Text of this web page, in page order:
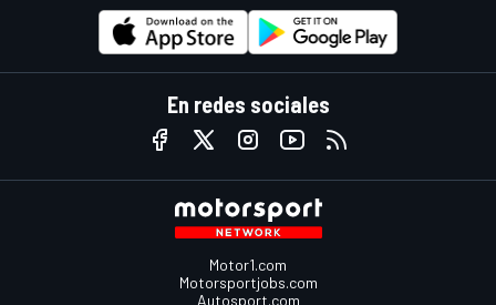
En redes sociales
Motor1.com
Motorsportjobs.com
Autosport.com